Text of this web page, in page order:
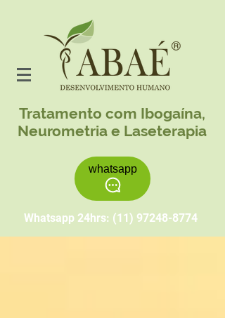
Tratamento com Ibogaína,
Neurometria e Laseterapia
whatsapp
Whatsapp 24hrs: (11) 97248-8774